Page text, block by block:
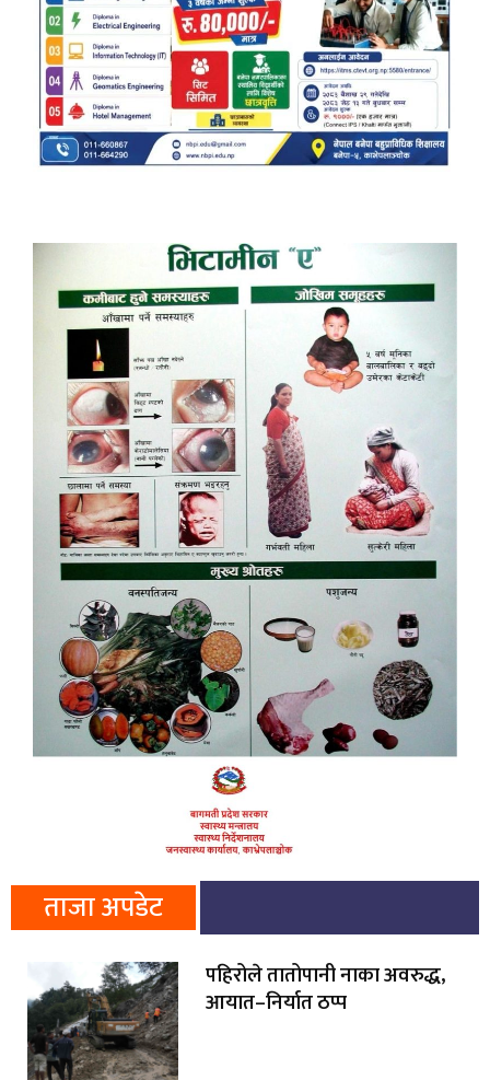
ताजा अपडेट
पहिरोले तातोपानी नाका अवरुद्ध,
आयात–निर्यात ठप्प